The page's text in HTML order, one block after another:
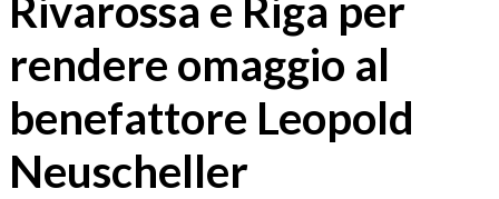
Rivarossa e Riga per
rendere omaggio al
benefattore Leopold
Neuscheller